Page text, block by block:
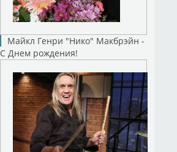
Майкл Генри "Нико" Макбрэйн -
С Днем рождения!